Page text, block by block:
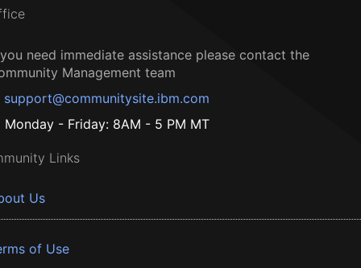
need immediate assistance please contact the
Management team
support@communitysite.ibm.com
Monday - Friday: 8AM - 5 PM MT
Links
Us
of Use